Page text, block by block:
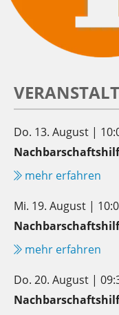
Do. 13. August |
mehr erfahren
Mi. 19. August |
mehr erfahren
Do. 20. August |